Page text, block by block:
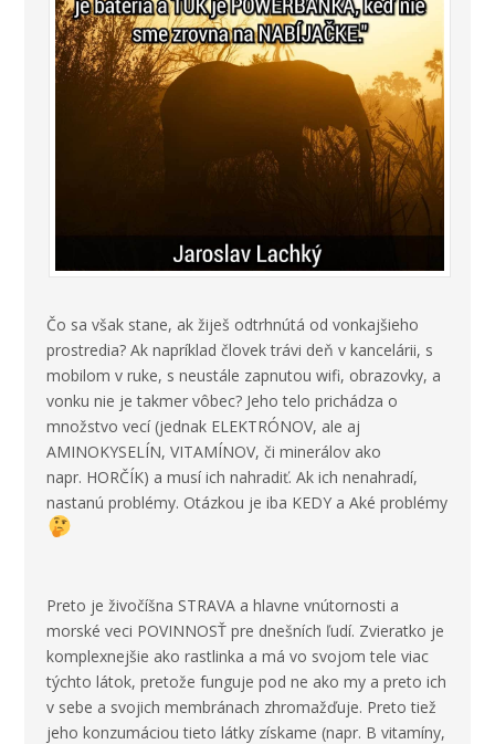
Čo sa však stane, ak žiješ odtrhnútá od vonkajšieho
prostredia? Ak napríklad človek trávi deň v kancelárii, s
mobilom v ruke, s neustále zapnutou wifi, obrazovky, a
vonku nie je takmer vôbec? Jeho telo prichádza o
množstvo vecí (jednak ELEKTRÓNOV, ale aj
AMINOKYSELÍN, VITAMÍNOV, či minerálov ako
napr. HORČÍK) a musí ich nahradiť. Ak ich nenahradí,
nastanú problémy. Otázkou je iba KEDY a Aké problémy
Preto je živočíšna STRAVA a hlavne vnútornosti a
morské veci POVINNOSŤ pre dnešních ľudí. Zvieratko je
komplexnejšie ako rastlinka a má vo svojom tele viac
týchto látok, pretože funguje pod ne ako my a preto ich
v sebe a svojich membránach zhromažďuje. Preto tiež
jeho konzumáciou tieto látky získame (napr. B vitamíny,